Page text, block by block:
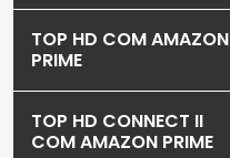
TOP HD COM AMAZON
PRIME
TOP HD CONNECT II
COM AMAZON PRIME